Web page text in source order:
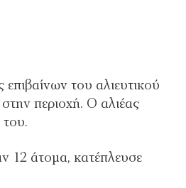
του αλιευτικού
περιοχή. Ο αλιέας
του.
12 άτομα, κατέπλευσε